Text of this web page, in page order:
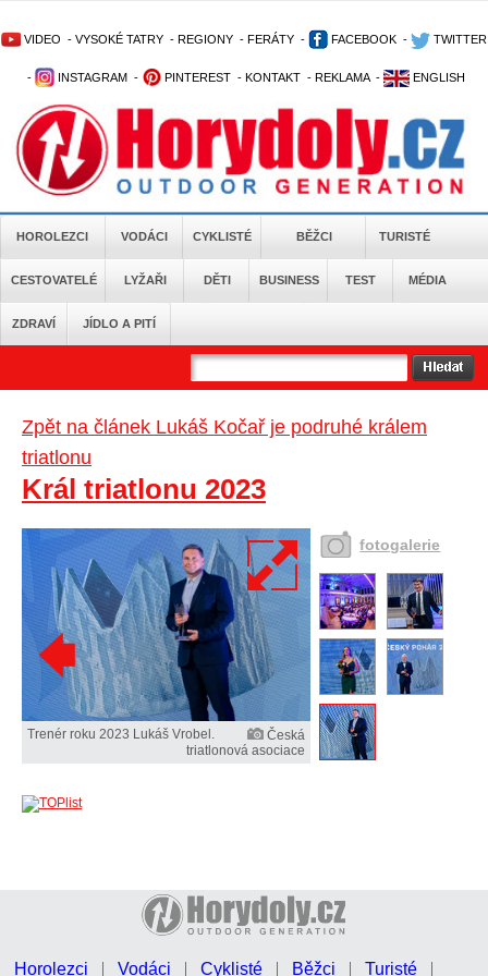
VIDEO - VYSOKÉ TATRY - REGIONY - FERÁTY - FACEBOOK - TWITTER
- INSTAGRAM - PINTEREST - KONTAKT - REKLAMA - ENGLISH
HOROLEZCI VODÁCI CYKLISTÉ BĚŽCI TURISTÉ
CESTOVATELÉ LYŽAŘI DĚTI BUSINESS TEST MÉDIA
ZDRAVÍ JÍDLO A PITÍ
Zpět na článek Lukáš Kočař je podruhé králem
triatlonu
Král triatlonu 2023
Trenér roku 2023 Lukáš Vrobel.
Česká
triatlonová asociace
fotogalerie
Horolezci Vodáci Cyklisté Běžci Turisté